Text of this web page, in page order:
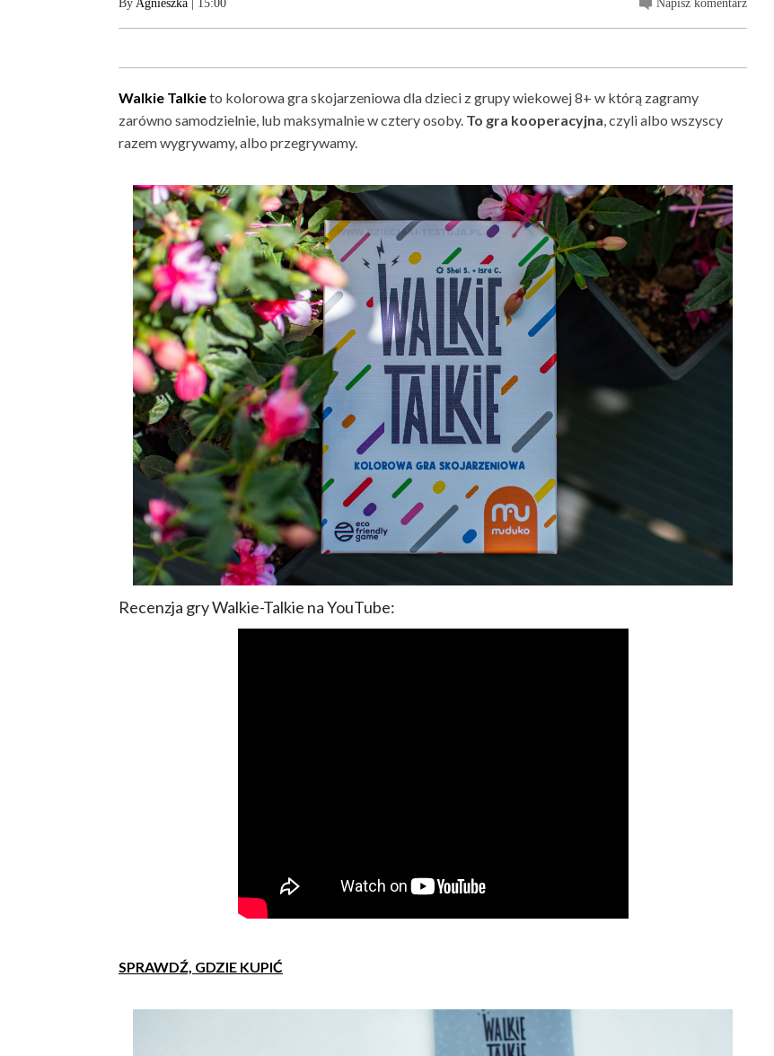
By Agnieszka | 15:00 Napisz komentarz
Walkie Talkieto kolorowa gra skojarzeniowa dla dzieci z grupy wiekowej 8+ w którą zagramy
zarówno samodzielnie, lub maksymalnie w cztery osoby. To gra kooperacyjna, czyli albo wszyscy
razem wygrywamy, albo przegrywamy.
Recenzja gry Walkie-Talkie na YouTube:
SPRAWDŹ, GDZIE KUPIĆ